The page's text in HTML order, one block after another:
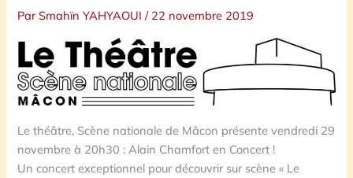
ParSmahïn YAHYAOUI/ 22 novembre 2019
Le théâtre, Scène nationale de Mâcon présente vendredi 29
novembre à 20h30 : Alain Chamfort en Concert !
Un concert exceptionnel pour découvrir sur scène « Le